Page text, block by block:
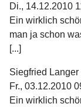
Di., 14.12.2010
Ein wirklich
man ja schon
[...]
Siegfried Langer
Fr., 03.12.2010
Ein wirklich